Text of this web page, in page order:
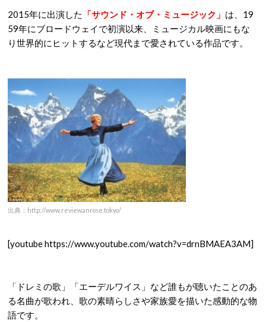
2015年に出演した 「サウンド・オブ・ミュージック」 は、19
59年にブロードウェイで初演以来、ミュージカル映画にもな
り世界的にヒットするなど現代まで愛されている作品です。
出典：http://www.reviewanrose.tokyo/
[youtube https://www.youtube.com/watch?v=drnBMAEA3AM]
「ドレミの歌」「エーデルワイス」など誰もが聴いたことのあ
る名曲が歌われ、歌の素晴らしさや家族愛を描いた感動的な物
語です。